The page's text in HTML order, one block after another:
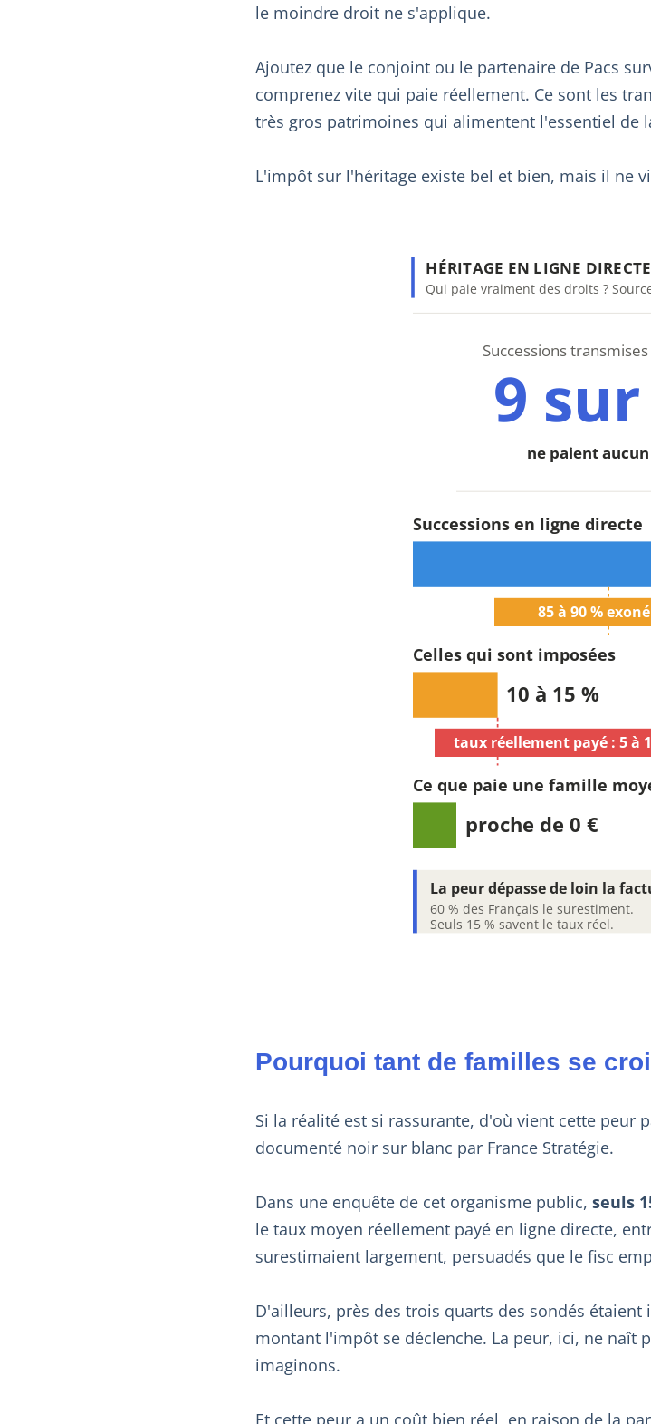
le moindre droit ne s'applique.
Ajoutez que le conjoint ou le partenaire de Pacs
comprenez vite qui paie réellement. Ce sont les
très gros patrimoines qui alimentent l'essentiel de
L'impôt sur l'héritage existe bel et bien, mais il ne
HÉRITAGE EN LIGNE DIRECTE
Qui paie vraiment des droits ?
Successions
9
ne paient
Successions en ligne directe
85 à 90 %
Celles qui sont imposées
10 à 15 %
taux réellement payé : 5 à
Ce que paie une famille
proche de 0 €
La peur dépasse de loin la
60 % des Français le surestiment.
Seuls 15 % savent le taux réel.
Pourquoi tant de familles se
Si la réalité est si rassurante, d'où vient cette peur
documenté noir sur blanc par France Stratégie.
Dans une enquête de cet organisme public, seuls
le taux moyen réellement payé en ligne directe,
surestimaient largement, persuadés que le fisc
D'ailleurs, près des trois quarts des sondés
montant l'impôt se déclenche. La peur, ici, ne naît
imaginons.
Et cette peur a un coût bien réel, en raison de la